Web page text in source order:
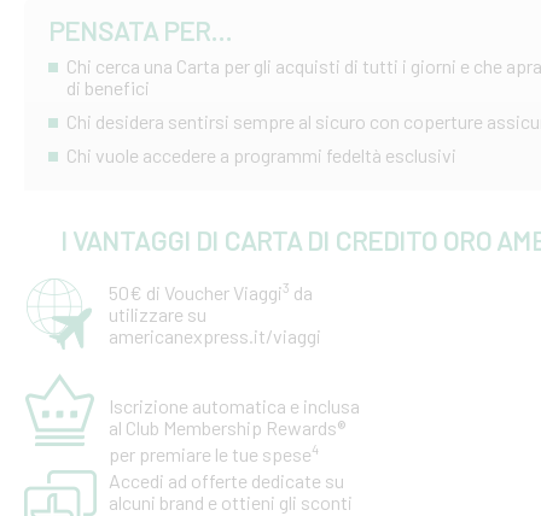
PENSATA PER...
Chi cerca una Carta per gli acquisti di tutti i giorni e che
di benefici
Chi desidera sentirsi sempre al sicuro con coperture
Chi vuole accedere a programmi fedeltà esclusivi
I VANTAGGI DI CARTA DI CREDITO ORO
50€ di Voucher Viaggi3 da
utilizzare su
americanexpress.it/viaggi
Iscrizione automatica e inclusa
al Club Membership Rewards®
per premiare le tue spese4
Accedi ad offerte dedicate su
alcuni brand e ottieni gli sconti